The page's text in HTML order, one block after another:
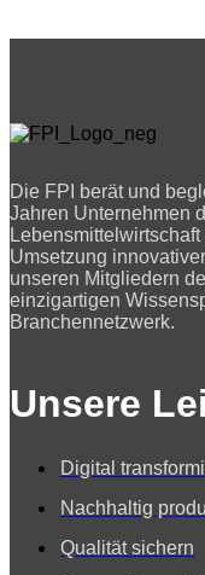
Die FPI berät und
Jahren Unternehmen
Umsetzung
unseren Mitgliedern
einzigartigen
Branchennetzwerk.
Unsere
Digital
Nachhaltig
Qualität sichern